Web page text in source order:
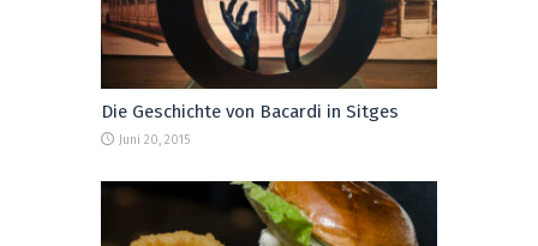
Die Geschichte von Bacardi in Sitges
Juni 20, 2015